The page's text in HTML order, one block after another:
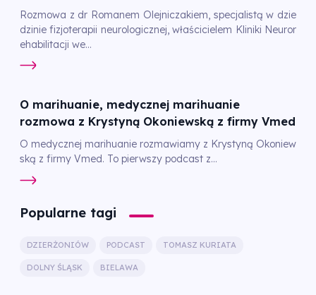
Rozmowa z dr Romanem Olejniczakiem, specjalistą w dzie
dzinie fizjoterapii neurologicznej, właścicielem Kliniki Neuror
ehabilitacji we...
O marihuanie, medycznej marihuanie
rozmowa z Krystyną Okoniewską z firmy Vmed
O medycznej marihuanie rozmawiamy z Krystyną Okoniew
ską z firmy Vmed. To pierwszy podcast z...
Popularne tagi
DZIERŻONIÓW PODCAST TOMASZ KURIATA
DOLNY ŚLĄSK BIELAWA